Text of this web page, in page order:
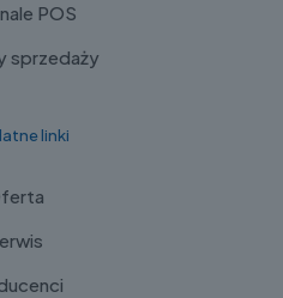
POS
sprzedaży
linki